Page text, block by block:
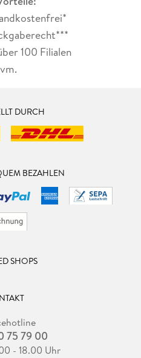
100 Filialen
DURCH
BEZAHLEN
SHOPS
75 79 00
- 18.00 Uhr